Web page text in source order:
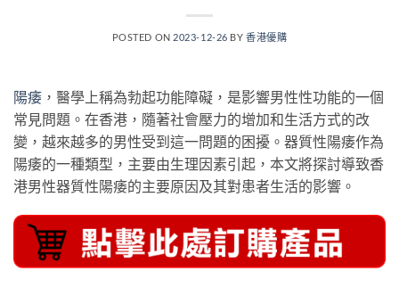
POSTED ON 2023-12-26 BY香港優購
陽痿 ，醫學上稱為勃起功能障礙，是影響男性性功能的一個
常見問題。在香港，隨著社會壓力的增加和生活方式的改
變，越來越多的男性受到這一問題的困擾。器質性陽痿作為
陽痿的一種類型，主要由生理因素引起，本文將探討導致香
港男性器質性陽痿的主要原因及其對患者生活的影響。